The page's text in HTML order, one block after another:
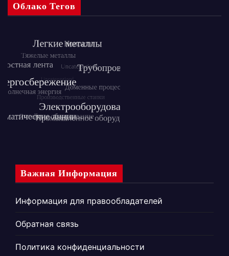
Облако Тегов
Важная Информация
Информация для правообладателей
Обратная связь
Политика конфиденциальности